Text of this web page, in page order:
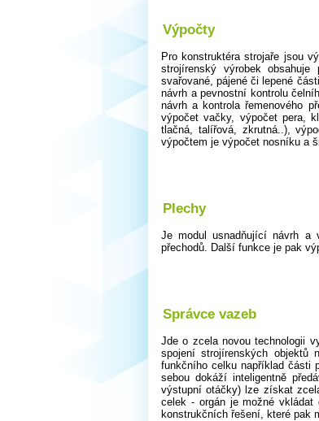
Výpočty
Pro konstruktéra strojaře jsou
strojírenský výrobek
svařované, pájené či lepené
návrh a pevnostní kontrolu
návrh a kontrola řemenového
výpočet vačky, výpočet pera,
tlačná, talířová, zkrutná..),
výpočtem je výpočet nosníku a
Plechy
Je modul usnadňující návrh a
přechodů. Další funkce je pak
Správce vazeb
Jde o zcela novou technologii
spojení strojírenských objektů
funkčního celku například části
sebou dokáží inteligentně
výstupní otáčky) lze získat
celek - orgán je možné vkládat
konstrukčních řešení, které pak